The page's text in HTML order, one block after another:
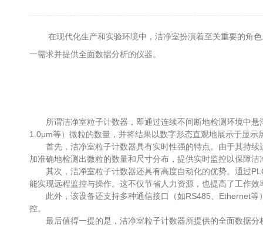
在现代化生产和实验环境中，洁净室扮演着至关重要的角色
一需求并提供全面数据分析的仪器。
所谓洁净室粒子计数器，即通过连续不间断地检测环境中悬
1.0μm等）微粒的数量，并将结果以数字形态直观地展示于显示
首先，洁净室粒子计数器具有实时性强的特点。由于其持续
加准确地检测出微粒的数量和尺寸分布，提供实时监控以保障洁
其次，洁净室粒子计数器还具有高度自动化的优势。通过
能实现远程监控与操作。这不仅节省人力资源，也提高了工作
此外，该设备还支持多种通信接口（如RS485、Ethernet等
控。
最后值得一提的是，洁净室粒子计数器所提供的全面数据分